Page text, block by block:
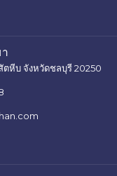
สัตหีบ จังหวัดชลบุรี 20250